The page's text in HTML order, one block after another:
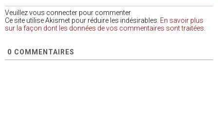
Veuillez vous connecter pour commenter
Ce site utilise Akismet pour réduire les indésirables. En savoir plus
sur la façon dont les données de vos commentaires sont traitées
0 COMMENTAIRES